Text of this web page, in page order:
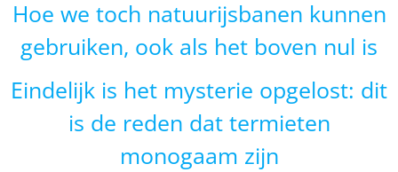
Hoe we toch natuurijsbanen kunnen
gebruiken, ook als het boven nul is
Eindelijk is het mysterie opgelost: dit
is de reden dat termieten
monogaam zijn